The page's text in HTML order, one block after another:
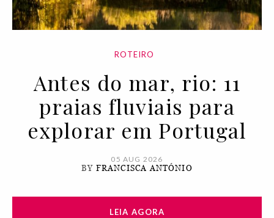
ROTEIRO
Antes do mar, rio: 11
praias fluviais para
explorar em Portugal
05 AUG 2026
BY FRANCISCA ANTÓNIO
LEIA AGORA